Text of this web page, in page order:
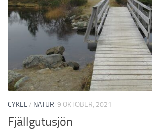
CYKEL/ NATUR 9 OKTOBER, 2021
Fjällgutusjön